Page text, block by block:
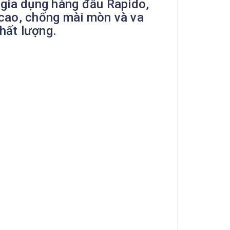
dụng hàng đầu Rapido,
chống mài mòn và va
lượng.